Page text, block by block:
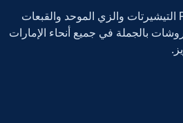
تورّد أورينت يونيفورمز FZE التيشيرتات والزي الموحد والقبعات
بالجملة في جميع أنحاء الإمارات